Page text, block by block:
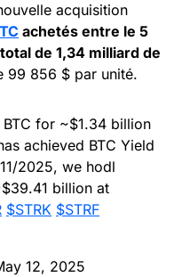
acquisition
achetés entre le 5
de 1,34 milliard de
99 856 $ par unité.
for ~$1.34 billion
achieved BTC Yield
2025, we hodl
billion at
$STRK $STRF
12, 2025